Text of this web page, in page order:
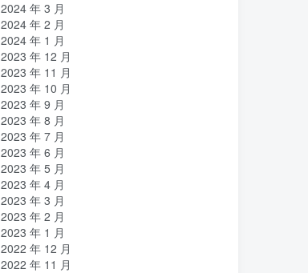
2024 年 3 月
2024 年 2 月
2024 年 1 月
2023 年 12 月
2023 年 11 月
2023 年 10 月
2023 年 9 月
2023 年 8 月
2023 年 7 月
2023 年 6 月
2023 年 5 月
2023 年 4 月
2023 年 3 月
2023 年 2 月
2023 年 1 月
2022 年 12 月
2022 年 11 月